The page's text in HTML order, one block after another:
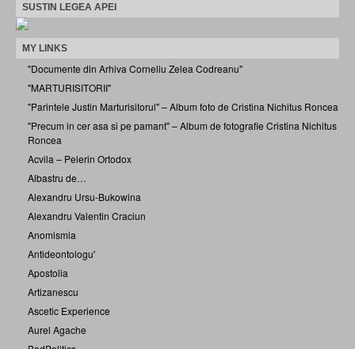
SUSTIN LEGEA APEI
MY LINKS
"Documente din Arhiva Corneliu Zelea Codreanu"
"MARTURISITORII"
"Parintele Justin Marturisitorul" – Album foto de Cristina Nichitus Roncea
"Precum in cer asa si pe pamant" – Album de fotografie Cristina Nichitus
Roncea
Acvila – Pelerin Ortodox
Albastru de…
Alexandru Ursu-Bukowina
Alexandru Valentin Craciun
Anomismia
Antideontologu'
Apostolia
Artizanescu
Ascetic Experience
Aurel Agache